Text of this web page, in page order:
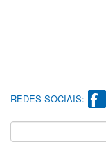
REDES SOCIAIS: